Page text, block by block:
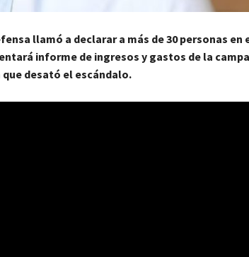
llamó a declarar a más de 30 personas en
informe de ingresos y gastos de la
desató el escándalo.